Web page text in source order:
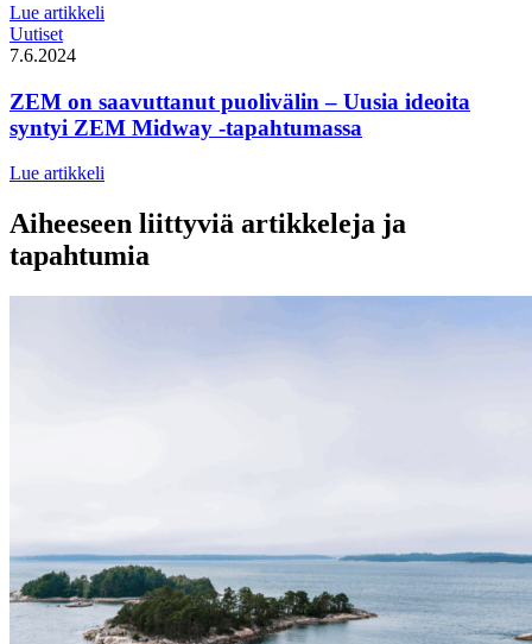
Lue artikkeli
Uutiset
7.6.2024
ZEM on saavuttanut puolivälin – Uusia ideoita
syntyi ZEM Midway -tapahtumassa
Lue artikkeli
Aiheeseen liittyviä artikkeleja ja
tapahtumia